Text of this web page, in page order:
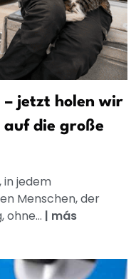
– jetzt holen wir
auf die große
in jedem
Menschen, der
ohne... | más